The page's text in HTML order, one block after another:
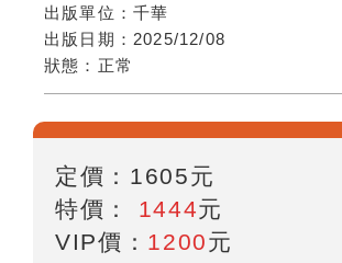
出版單位： 千華
出版日期： 2025/12/08
狀態： 正常
定價： 1605元
特價： 1444元
VIP價： 1200元